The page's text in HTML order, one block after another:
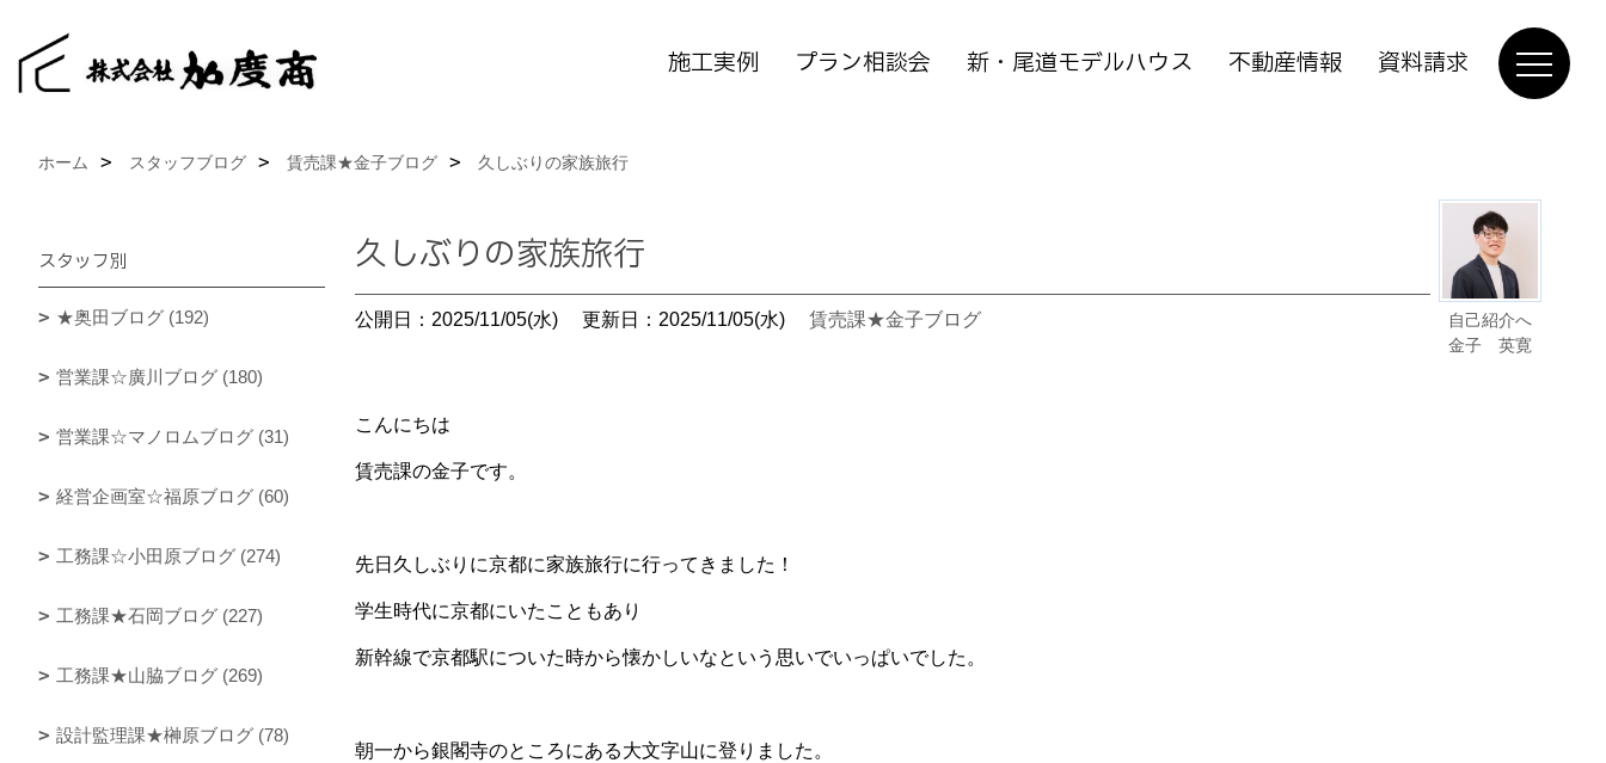
施工実例 プラン相談会 新・尾道モデルハウス 不動産情報 資料請求
ホーム スタッフブログ 賃売課★金子ブログ 久しぶりの家族旅行
自己紹介へ
金子 英寛
久しぶりの家族旅行
公開日：2025/11/05(水) 更新日：2025/11/05(水) 賃売課★金子ブログ
こんにちは
賃売課の金子です。
先日久しぶりに京都に家族旅行に行ってきました！
学生時代に京都にいたこともあり
新幹線で京都駅についた時から懐かしいなという思いでいっぱいでした。
朝一から銀閣寺のところにある大文字山に登りました。
スタッフ別
★奥田ブログ (192)
営業課☆廣川ブログ (180)
営業課☆マノロムブログ (31)
経営企画室☆福原ブログ (60)
工務課☆小田原ブログ (274)
工務課★石岡ブログ (227)
工務課★山脇ブログ (269)
設計監理課★榊原ブログ (78)